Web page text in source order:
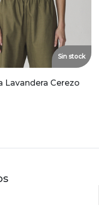
Sin stock
Lavandera Cerezo